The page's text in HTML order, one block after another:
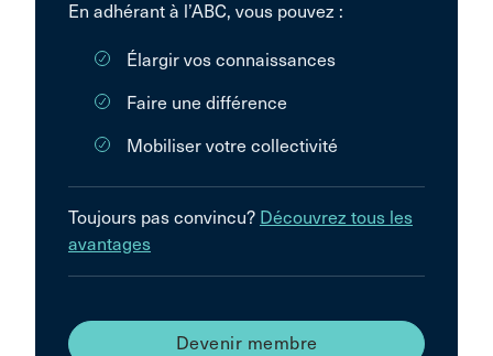
En adhérant à l’ABC, vous pouvez :
Élargir vos connaissances
Faire une différence
Mobiliser votre collectivité
Toujours pas convincu? Découvrez tous les
avantages
Devenir membre